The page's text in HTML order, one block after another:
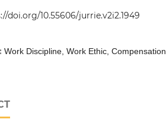
doi.org/10.55606/jurrie.v2i2.1949
Work Discipline, Work Ethic, Compensation